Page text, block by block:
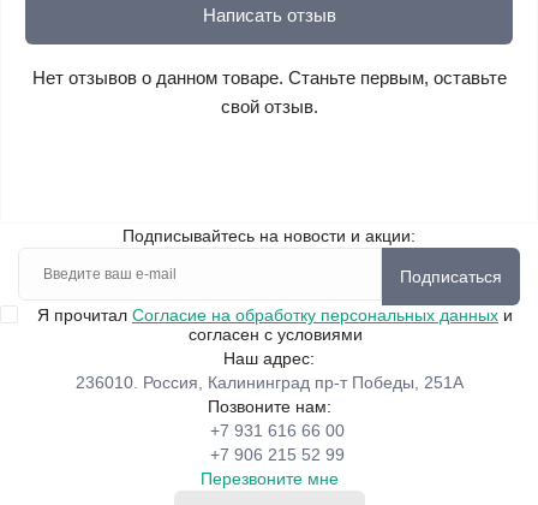
Написать отзыв
Нет отзывов о данном товаре. Станьте первым, оставьте
свой отзыв.
Подписывайтесь на новости и акции:
Подписаться
Я прочитал Согласие на обработку персональных данных и
согласен с условиями
Наш адрес:
236010. Россия, Калининград пр-т Победы, 251А
Позвоните нам:
+7 931 616 66 00
+7 906 215 52 99
Перезвоните мне